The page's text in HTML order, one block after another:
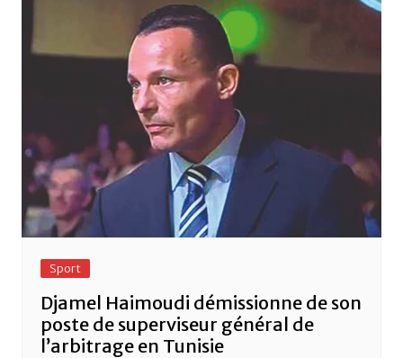
Sport
Djamel Haimoudi démissionne de son
poste de superviseur général de
l’arbitrage en Tunisie